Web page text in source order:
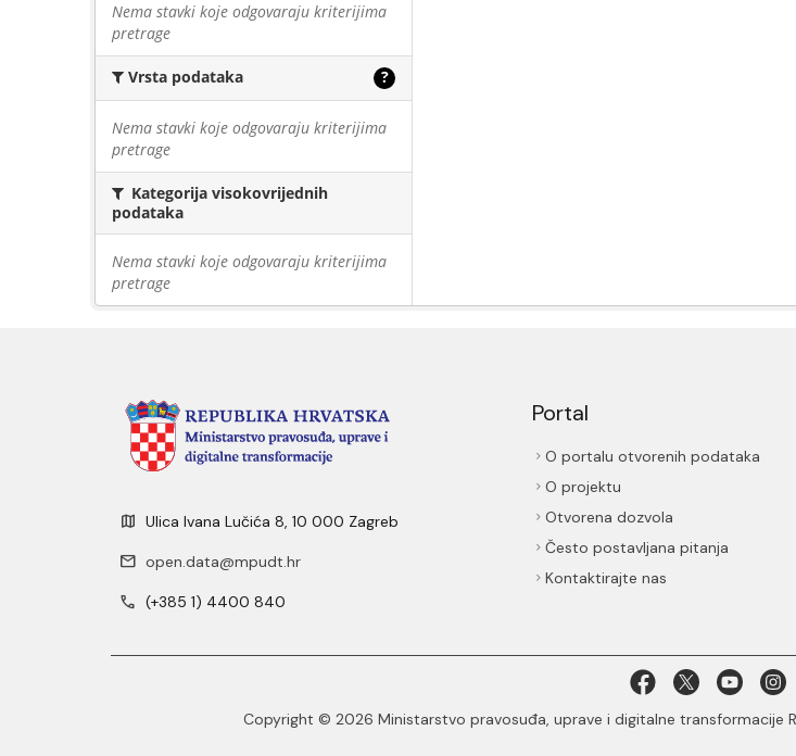
Nema stavki koje odgovaraju kriterijima
pretrage
Vrsta podataka ?
Nema stavki koje odgovaraju kriterijima
pretrage
Kategorija visokovrijednih
podataka
Nema stavki koje odgovaraju kriterijima
pretrage